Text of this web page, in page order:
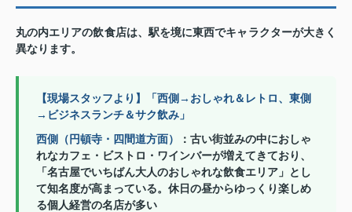
丸の内エリアの飲食店は、駅を境に東西でキャラクターが大きく
異なります。
【現場スタッフより】「西側→おしゃれ＆レトロ、東側
→ビジネスランチ＆サク飲み」
西側（円頓寺・四間道方面）
：古い街並みの中におしゃ
れなカフェ・ビストロ・ワインバーが増えてきており、
「名古屋でいちばん大人のおしゃれな飲食エリア」とし
て知名度が高まっている。休日の昼からゆっくり楽しめ
る個人経営の名店が多い